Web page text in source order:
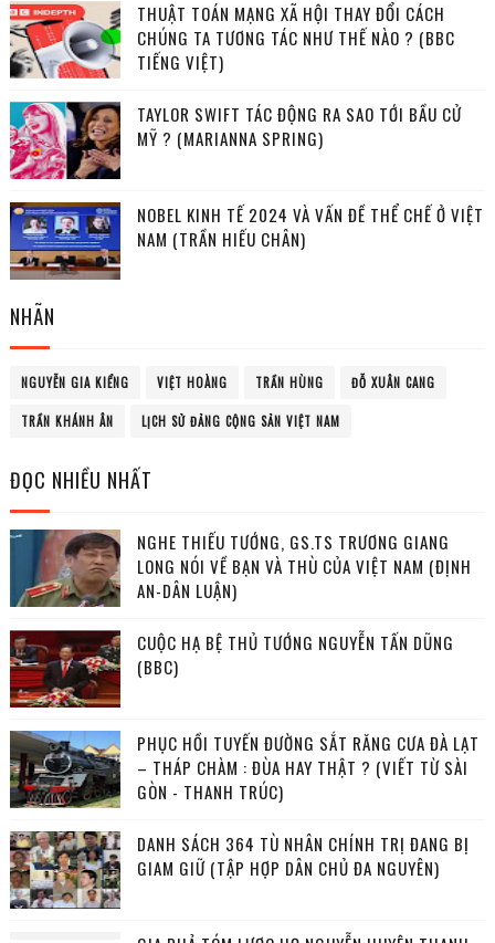
THUẬT TOÁN MẠNG XÃ HỘI THAY ĐỔI CÁCH
CHÚNG TA TƯƠNG TÁC NHƯ THẾ NÀO ? (BBC
TIẾNG VIỆT)
TAYLOR SWIFT TÁC ĐỘNG RA SAO TỚI BẦU CỬ
MỸ ? (MARIANNA SPRING)
NOBEL KINH TẾ 2024 VÀ VẤN ĐỀ THỂ CHẾ Ở VIỆT
NAM (TRẦN HIẾU CHÂN)
NHÃN
NGUYỄN GIA KIỂNG VIỆT HOÀNG TRẦN HÙNG ĐỖ XUÂN CANG
TRẦN KHÁNH ÂN LỊCH SỬ ĐẢNG CỘNG SẢN VIỆT NAM
ĐỌC NHIỀU NHẤT
NGHE THIẾU TƯỚNG, GS.TS TRƯƠNG GIANG
LONG NÓI VỀ BẠN VÀ THÙ CỦA VIỆT NAM (ĐỊNH
AN-DÂN LUẬN)
CUỘC HẠ BỆ THỦ TƯỚNG NGUYỄN TẤN DŨNG
(BBC)
PHỤC HỒI TUYẾN ĐƯỜNG SẮT RĂNG CƯA ĐÀ LẠT
– THÁP CHÀM : ĐÙA HAY THẬT ? (VIẾT TỪ SÀI
GÒN - THANH TRÚC)
DANH SÁCH 364 TÙ NHÂN CHÍNH TRỊ ĐANG BỊ
GIAM GIỮ (TẬP HỢP DÂN CHỦ ĐA NGUYÊN)